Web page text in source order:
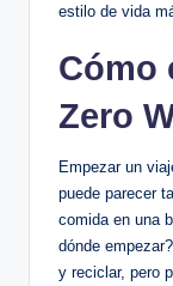
estilo de vida
Cómo
Zero
Empezar un
puede parecer
comida en una
dónde
y reciclar, pero